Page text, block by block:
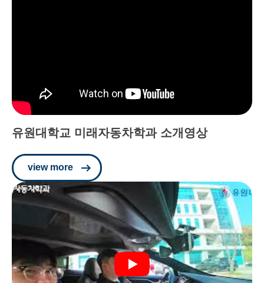
유원대학교 미래자동차학과 소개영상
view more